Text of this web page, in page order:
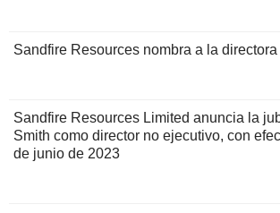
Sandfire Resources nombra a la
Sandfire Resources Limited anuncia la
Smith como director no ejecutivo, con
de junio de 2023